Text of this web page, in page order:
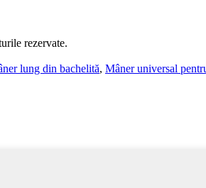
rezervate.
lung din bachelită, Mâner universal